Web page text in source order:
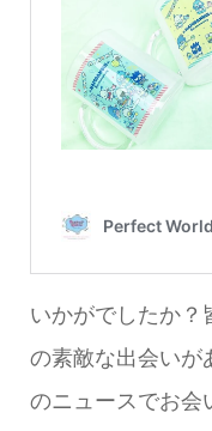
いかがでしたか？
の素敵な出会いが
のニュースでお会